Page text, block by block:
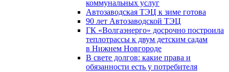
коммунальных услуг
Автозаводская ТЭЦ к зиме готова
90 лет Автозаводской ТЭЦ
ГК «Волгаэнерго» досрочно построила
теплотрассы к двум детским садам
в Нижнем Новгороде
В свете долгов: какие права и
обязанности есть у потребителя